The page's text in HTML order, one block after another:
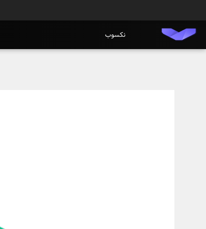
نکسوب